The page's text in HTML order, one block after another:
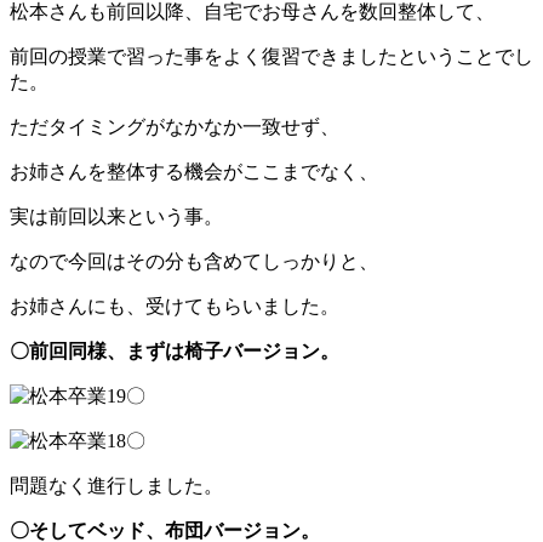
松本さんも前回以降、自宅でお母さんを数回整体して、
前回の授業で習った事をよく復習できましたということでし
た。
ただタイミングがなかなか一致せず、
お姉さんを整体する機会がここまでなく、
実は前回以来という事。
なので今回はその分も含めてしっかりと、
お姉さんにも、受けてもらいました。
〇前回同様、まずは椅子バージョン。
問題なく進行しました。
〇そしてベッド、布団バージョン。